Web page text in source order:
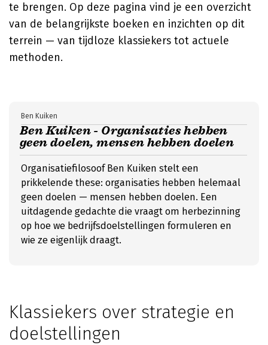
te brengen. Op deze pagina vind je een overzicht
van de belangrijkste boeken en inzichten op dit
terrein — van tijdloze klassiekers tot actuele
methoden.
Ben Kuiken - Organisaties hebben
geen doelen, mensen hebben doelen
Ben Kuiken
Organisatiefilosoof Ben Kuiken stelt een
prikkelende these: organisaties hebben helemaal
geen doelen — mensen hebben doelen. Een
uitdagende gedachte die vraagt om herbezinning
op hoe we bedrijfsdoelstellingen formuleren en
wie ze eigenlijk draagt.
Klassiekers over strategie en
doelstellingen